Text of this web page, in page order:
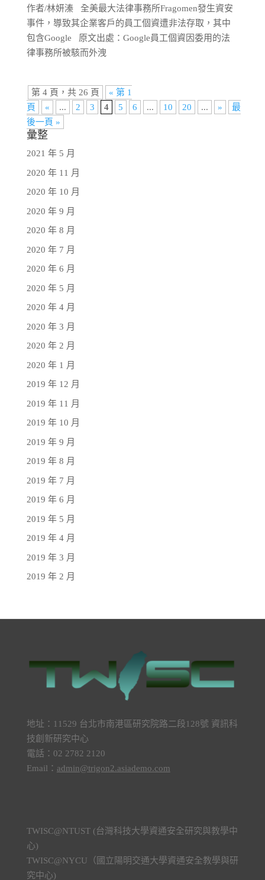
作者/林妍溱 全美最大法律事務所Fragomen發生資安
事件，導致其企業客戶的員工個資遭非法存取，其中
包含Google 原文出處：Google員工個資因委用的法
律事務所被駭而外洩
第 4 頁，共 26 頁
« 第 1
頁
« ... 2 3 4 5 6 ... 10 20 ... »
最
後一頁 »
彙整
2021 年 5 月
2020 年 11 月
2020 年 10 月
2020 年 9 月
2020 年 8 月
2020 年 7 月
2020 年 6 月
2020 年 5 月
2020 年 4 月
2020 年 3 月
2020 年 2 月
2020 年 1 月
2019 年 12 月
2019 年 11 月
2019 年 10 月
2019 年 9 月
2019 年 8 月
2019 年 7 月
2019 年 6 月
2019 年 5 月
2019 年 4 月
2019 年 3 月
2019 年 2 月
地址：11529 台北市南港區研究院路二段128號 資訊科
技創新研究中心
電話：02 2782 2120
Email： admin@trigon2.asiademo.com
TWISC@NTUST (台灣科技大學資通安全研究與教學中
心)
TWISC@NYCU（國立陽明交通大學資通安全教學與研
究中心)